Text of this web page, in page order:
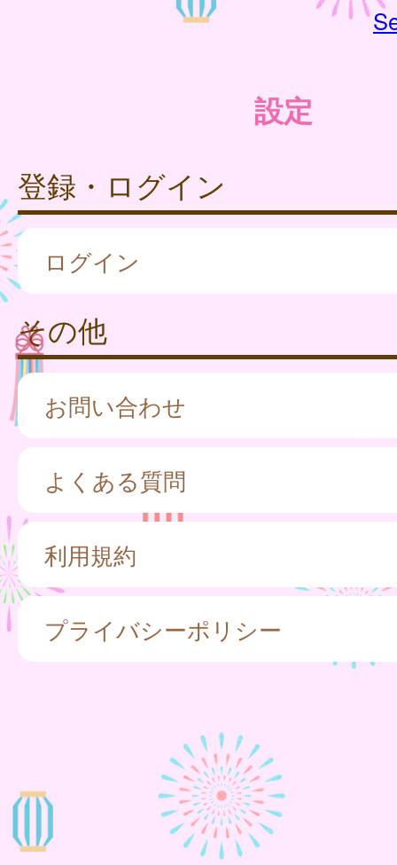
設定
登録・ログイン
ログイン
その他
お問い合わせ
よくある質問
利用規約
プライバシーポリシー